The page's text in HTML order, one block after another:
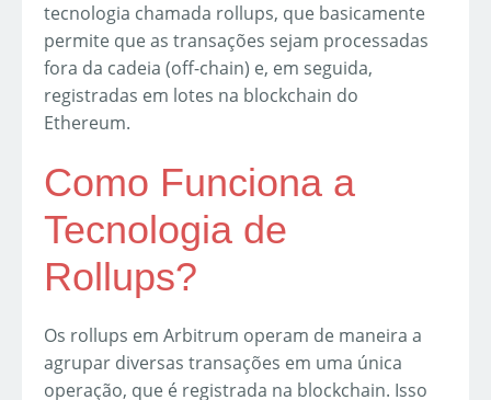
tecnologia chamada rollups, que basicamente
permite que as transações sejam processadas
fora da cadeia (off-chain) e, em seguida,
registradas em lotes na blockchain do
Ethereum.
Como Funciona a
Tecnologia de
Rollups?
Os rollups em Arbitrum operam de maneira a
agrupar diversas transações em uma única
operação, que é registrada na blockchain. Isso